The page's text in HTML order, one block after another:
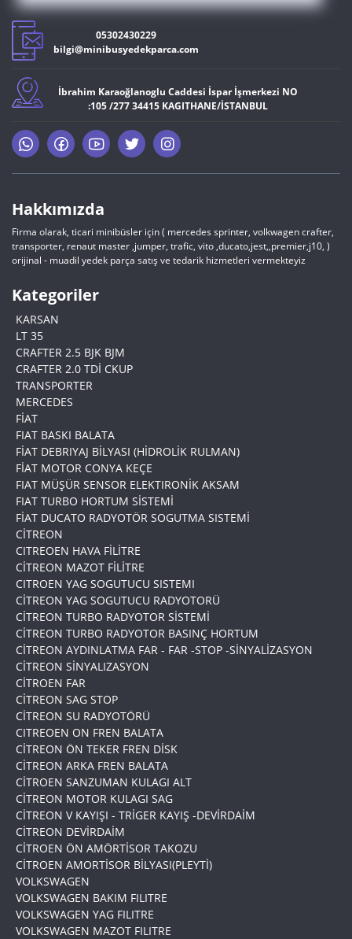
05302430229
bilgi@minibusyedekparca.com
İbrahim Karaoğlanoglu Caddesi İspar İşmerkezi NO
:105 /277 34415 KAGITHANE/İSTANBUL
Hakkımızda
Firma olarak, ticari minibüsler için ( mercedes sprinter, volkwagen crafter,
transporter, renaut master ,jumper, trafic, vito ,ducato,jest,,premier,j10, )
orijinal - muadil yedek parça satış ve tedarik hizmetleri vermekteyiz
Kategoriler
KARSAN
LT 35
CRAFTER 2.5 BJK BJM
CRAFTER 2.0 TDİ CKUP
TRANSPORTER
MERCEDES
FİAT
FIAT BASKI BALATA
FİAT DEBRIYAJ BİLYASI (HİDROLİK RULMAN)
FİAT MOTOR CONYA KEÇE
FIAT MÜŞÜR SENSOR ELEKTIRONİK AKSAM
FIAT TURBO HORTUM SİSTEMİ
FİAT DUCATO RADYOTÖR SOGUTMA SISTEMİ
CİTREON
CITREOEN HAVA FİLİTRE
CİTREON MAZOT FİLİTRE
CITROEN YAG SOGUTUCU SISTEMI
CİTREON YAG SOGUTUCU RADYOTORÜ
CİTREON TURBO RADYOTOR SİSTEMİ
CİTREON TURBO RADYOTOR BASINÇ HORTUM
CİTREON AYDINLATMA FAR - FAR -STOP -SİNYALİZASYON
CİTREON SİNYALIZASYON
CİTROEN FAR
CİTREON SAG STOP
CİTREON SU RADYOTÖRÜ
CITREOEN ON FREN BALATA
CİTREON ÖN TEKER FREN DİSK
CİTREON ARKA FREN BALATA
CİTROEN SANZUMAN KULAGI ALT
CİTREON MOTOR KULAGI SAG
CİTREON V KAYIŞI - TRİGER KAYIŞ -DEVİRDAİM
CİTREON DEVİRDAİM
CİTROEN ÖN AMÖRTİSOR TAKOZU
CİTROEN AMORTİSOR BİLYASI(PLEYTİ)
VOLKSWAGEN
VOLKSWAGEN BAKIM FILITRE
VOLKSWAGEN YAG FILITRE
VOLKSWAGEN MAZOT FILITRE